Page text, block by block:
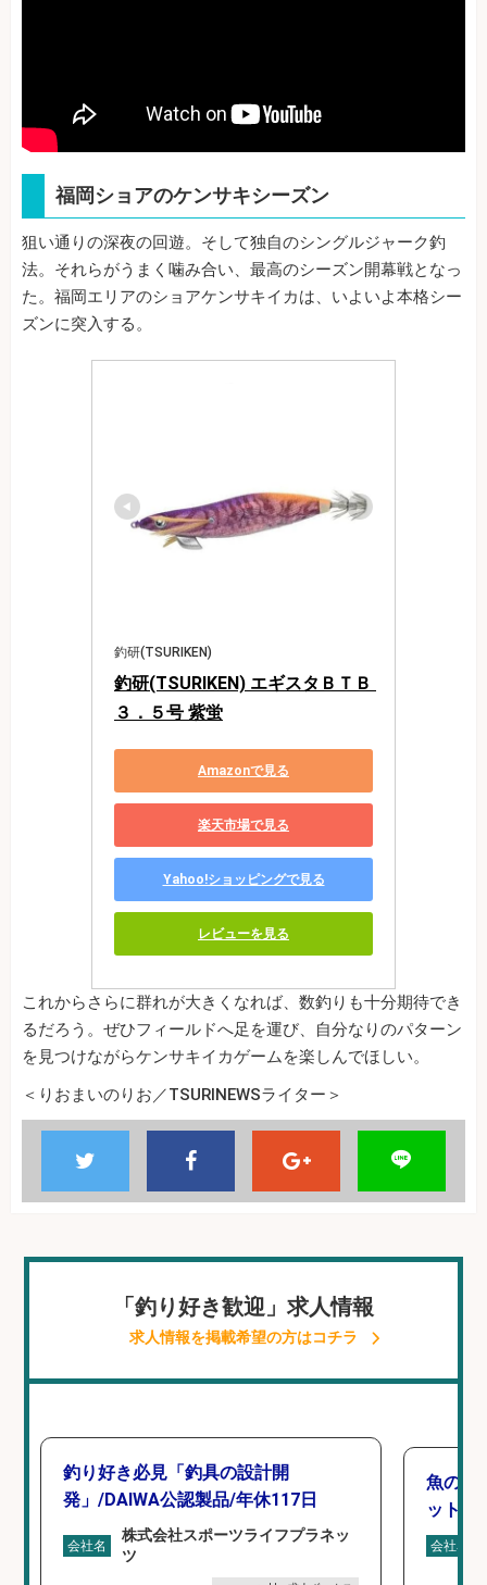
福岡ショアのケンサキシーズン
狙い通りの深夜の回遊。そして独自のシングルジャーク釣
法。それらがうまく噛み合い、最高のシーズン開幕戦となっ
た。福岡エリアのショアケンサキイカは、いよいよ本格シー
ズンに突入する。
釣研(TSURIKEN)
釣研(TSURIKEN) エギスタＢＴＢ
３．５号 紫蛍
Amazonで見る
楽天市場で見る
Yahoo!ショッピングで見る
レビューを見る
これからさらに群れが大きくなれば、数釣りも十分期待でき
るだろう。ぜひフィールドへ足を運び、自分なりのパターン
を見つけながらケンサキイカゲームを楽しんでほしい。
＜りおまいのりお／TSURINEWSライター＞
「釣り好き歓迎」求人情報
求人情報を掲載希望の方はコチラ
釣り好き必見「釣具の設計開
発」/DAIWA公認製品/年休117日
会社名
株式会社スポーツライフプラネッ
ツ
魚の「
ットを
会社名